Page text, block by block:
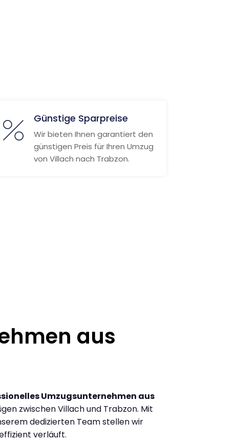
Günstige Sparpreise
Wir bieten Ihnen garantiert den
günstigen Preis für Ihren Umzug
von Villach nach Trabzon.
aus
Umzugsunternehmen aus
zwischen Villach und Trabzon. Mit
dedizierten Team stellen wir
verläuft.